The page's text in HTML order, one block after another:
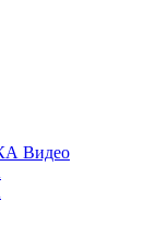
Видео